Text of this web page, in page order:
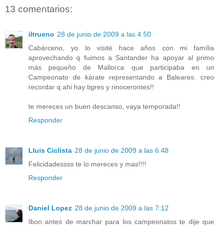
13 comentarios:
iltrueno 28 de junio de 2009 a las 4:50
Cabárceno, yo lo visité hace años con mi família
aprovechando q fuimos a Santander ha apoyar al primo
más pequeño de Mallorca que participaba en un
Campeonato de kárate representando a Baleares. creo
recordar q ahi hay tigres y rinocerontes!!
te mereces un buen descanso, vaya temporada!!
Responder
Lluis Ciclista 28 de junio de 2009 a las 6:48
Felicidadessss te lo mereces y mas!!!!
Responder
Daniel Lopez 28 de junio de 2009 a las 7:12
Ibon antes de marchar para los campeonatos te dije que